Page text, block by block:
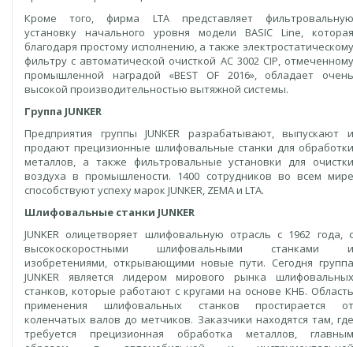
Кроме того, фирма LTA представляет фильтровальную
установку начального уровня модели BASIC Line, которая
благодаря простому исполнению, а также электростатическому
фильтру с автоматической очисткой AC 3002 CIP, отмеченному
промышленной наградой «BEST OF 2016», обладает очень
высокой производительностью вытяжной системы.
Группа JUNKER
Предприятия группы JUNKER разрабатывают, выпускают и
продают прецизионные шлифовальные станки для обработки
металлов, а также фильтровальные установки для очистки
воздуха в промышлености. 1400 сотрудников во всем мире
способствуют успеху марок JUNKER, ZEMA и LTA.
Шлифовальные станки JUNKER
JUNKER олицетворяет шлифовальную отрасль с 1962 года, с
высокоскоростными шлифовальными станками и
изобретениями, открывающими новые пути. Сегодня группа
JUNKER является лидером мирового рынка шлифовальных
станков, которые работают с кругами на основе КНБ. Область
применения шлифовальных станков простирается от
коленчатых валов до метчиков. Заказчики находятся там, где
требуется прецизионная обработка металлов, главным